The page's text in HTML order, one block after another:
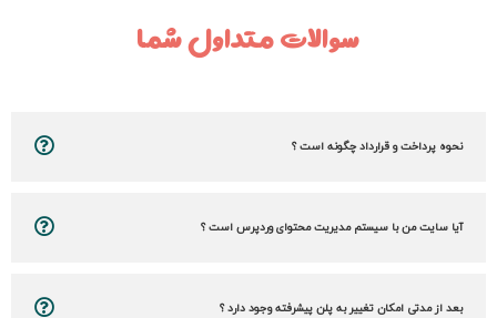
سوالات متداول شما
نحوه پرداخت و قرارداد چگونه است ؟
آیا سایت من با سیستم مدیریت محتوای وردپرس است ؟
بعد از مدتی امکان تغییر به پلن پیشرفته وجود دارد ؟